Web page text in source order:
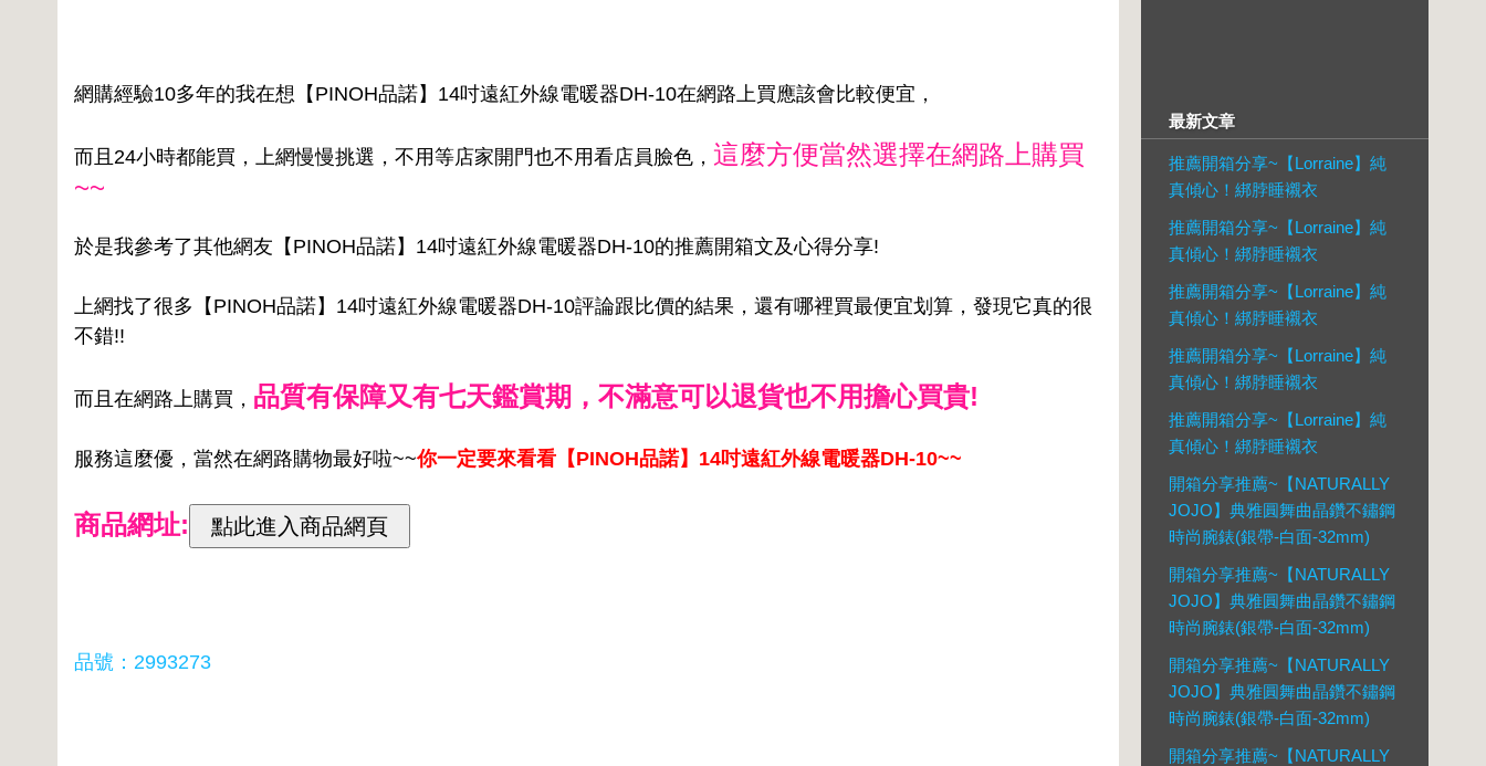
網購經驗10多年的我在想【PINOH品諾】14吋遠紅外線電暖器DH-10在網路上買應該會比較便宜，
而且24小時都能買，上網慢慢挑選，不用等店家開門也不用看店員臉色， 這麼方便當然選擇在網路上購買
~~
於是我參考了其他網友【PINOH品諾】14吋遠紅外線電暖器DH-10的推薦開箱文及心得分享!
上網找了很多【PINOH品諾】14吋遠紅外線電暖器DH-10評論跟比價的結果，還有哪裡買最便宜划算，發現它真的很
不錯!!
而且在網路上購買， 品質有保障又有七天鑑賞期，不滿意可以退貨也不用擔心買貴!
服務這麼優，當然在網路購物最好啦~~你一定要來看看【PINOH品諾】14吋遠紅外線電暖器DH-10~~
商品網址:
品號：2993273
最新文章
推薦開箱分享~【Lorraine】純
真傾心！綁脖睡襯衣
推薦開箱分享~【Lorraine】純
真傾心！綁脖睡襯衣
推薦開箱分享~【Lorraine】純
真傾心！綁脖睡襯衣
推薦開箱分享~【Lorraine】純
真傾心！綁脖睡襯衣
推薦開箱分享~【Lorraine】純
真傾心！綁脖睡襯衣
開箱分享推薦~【NATURALLY
JOJO】典雅圓舞曲晶鑽不鏽鋼
時尚腕錶(銀帶-白面-32mm)
開箱分享推薦~【NATURALLY
JOJO】典雅圓舞曲晶鑽不鏽鋼
時尚腕錶(銀帶-白面-32mm)
開箱分享推薦~【NATURALLY
JOJO】典雅圓舞曲晶鑽不鏽鋼
時尚腕錶(銀帶-白面-32mm)
開箱分享推薦~【NATURALLY